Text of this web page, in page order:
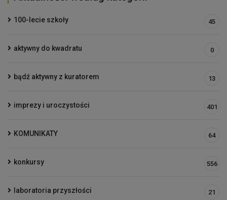
100-lecie szkoły 45
aktywny do kwadratu 0
bądź aktywny z kuratorem 13
imprezy i uroczystości 401
KOMUNIKATY 64
konkursy 556
laboratoria przyszłości 21